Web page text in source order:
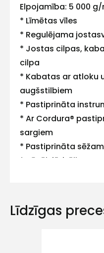
Elpojamība: 5 000
* Līmētas vīles
* Regulējama
* Jostas cilpas,
cilpa
* Kabatas ar atloku
augšstilbiem
* Pastiprināta
* Ar Cordura®
sargiem
* Pastiprināta
* Rāvējslēdzēji
Līdzīgas